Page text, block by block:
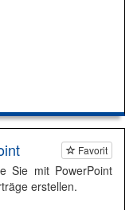
Favorit
Sie mit PowerPoint
erstellen.